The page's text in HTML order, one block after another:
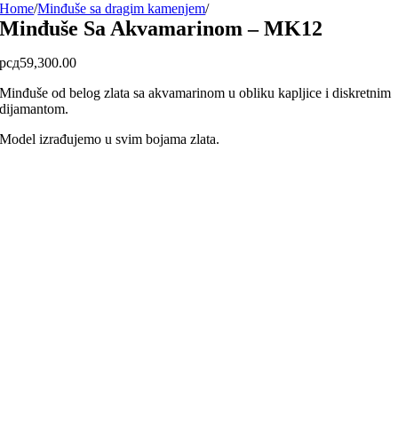
Home/Minđuše sa dragim kamenjem/
Minđuše Sa Akvamarinom – MK12
рсд59,300.00
Minđuše od belog zlata sa akvamarinom u obliku kapljice i diskretnim
dijamantom.
Model izrađujemo u svim bojama zlata.